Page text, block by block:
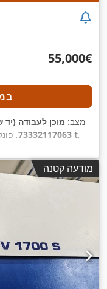
‏55,000 ‏€
מצב: מוכן לעבודה (יד
73332117063
, 175 t,
מ"מ, משקל ,
מודעה קטנה